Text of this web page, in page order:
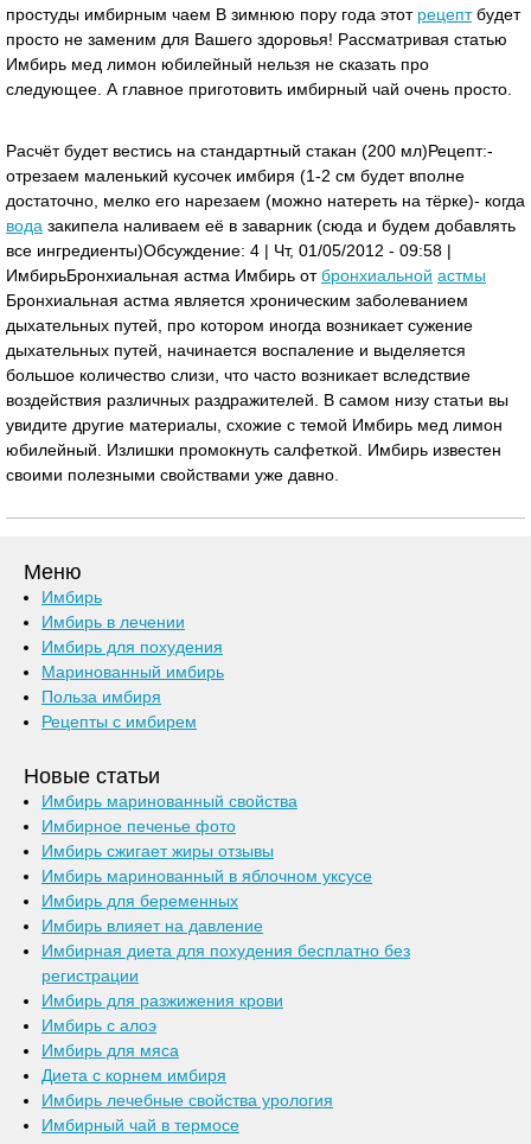
простуды имбирным чаем В зимнюю пору года этот рецептбудет
просто не заменим для Вашего здоровья! Рассматривая статью
Имбирь мед лимон юбилейный нельзя не сказать про
следующее. А главное приготовить имбирный чай очень просто.
Расчёт будет вестись на стандартный стакан (200 мл)Рецепт:-
отрезаем маленький кусочек имбиря (1-2 см будет вполне
достаточно, мелко его нарезаем (можно натереть на тёрке)- когда
вода закипела наливаем её в заварник (сюда и будем добавлять
все ингредиенты)Обсуждение: 4 | Чт, 01/05/2012 - 09:58 |
Имбирь Бронхиальная астма Имбирь отбронхиальной астмы
Бронхиальная астма является хроническим заболеванием
дыхательных путей, про котором иногда возникает сужение
дыхательных путей, начинается воспаление и выделяется
большое количество слизи, что часто возникает вследствие
воздействия различных раздражителей. В самом низу статьи вы
увидите другие материалы, схожие с темой Имбирь мед лимон
юбилейный. Излишки промокнуть салфеткой. Имбирь известен
своими полезными свойствами уже давно.
Меню
Имбирь
Имбирь в лечении
Имбирь для похудения
Маринованный имбирь
Польза имбиря
Рецепты с имбирем
Новые статьи
Имбирь маринованный свойства
Имбирное печенье фото
Имбирь сжигает жиры отзывы
Имбирь маринованный в яблочном уксусе
Имбирь для беременных
Имбирь влияет на давление
Имбирная диета для похудения бесплатно без
регистрации
Имбирь для разжижения крови
Имбирь с алоэ
Имбирь для мяса
Диета с корнем имбиря
Имбирь лечебные свойства урология
Имбирный чай в термосе